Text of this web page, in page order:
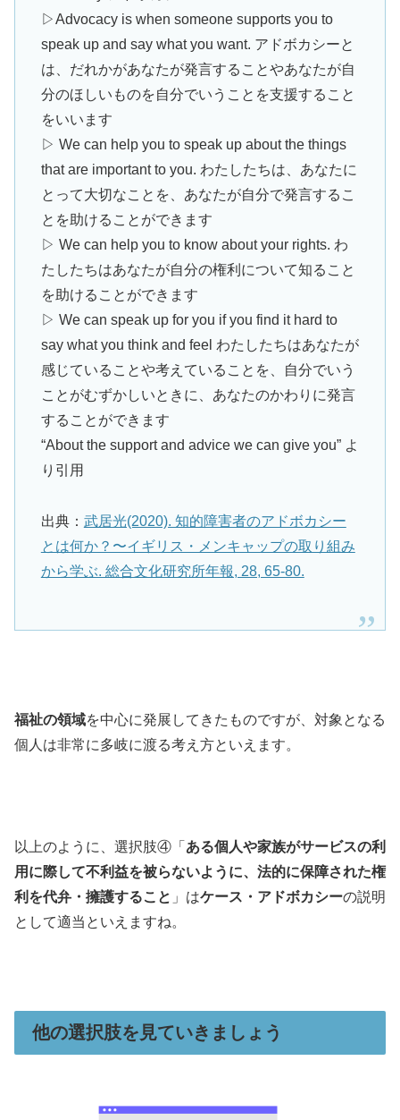
▷Advocacy is when someone supports you to
speak up and say what you want. アドボカシーと
は、だれかがあなたが発言することやあなたが自
分のほしいものを自分でいうことを支援すること
をいいます
▷ We can help you to speak up about the things
that are important to you. わたしたちは、あなたに
とって大切なことを、あなたが自分で発言するこ
とを助けることができます
▷ We can help you to know about your rights. わ
たしたちはあなたが自分の権利について知ること
を助けることができます
▷ We can speak up for you if you find it hard to
say what you think and feel わたしたちはあなたが
感じていることや考えていることを、自分でいう
ことがむずかしいときに、あなたのかわりに発言
することができます
“About the support and advice we can give you” よ
り引用
出典： 武居光(2020). 知的障害者のアドボカシー
とは何か？〜イギリス・メンキャップの取り組み
から学ぶ. 総合文化研究所年報, 28, 65-80.
福祉の領域を中心に発展してきたものですが、対象となる
個人は非常に多岐に渡る考え方といえます。
以上のように、選択肢④「 ある個人や家族がサービスの利
用に際して不利益を被らないように、法的に保障された権
利を代弁・擁護すること 」はケース・アドボカシーの説明
として適当といえますね。
他の選択肢を見ていきましょう